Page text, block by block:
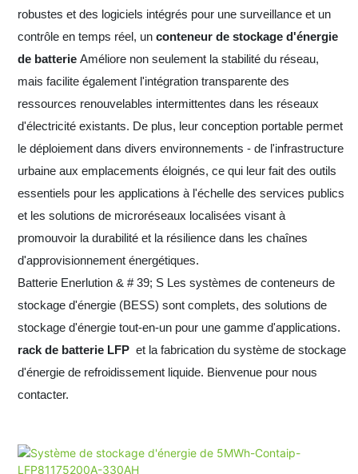
robustes et des logiciels intégrés pour une surveillance et un
contrôle en temps réel, un conteneur de stockage d'énergie
de batterie Améliore non seulement la stabilité du réseau,
mais facilite également l'intégration transparente des
ressources renouvelables intermittentes dans les réseaux
d'électricité existants. De plus, leur conception portable permet
le déploiement dans divers environnements - de l'infrastructure
urbaine aux emplacements éloignés, ce qui leur fait des outils
essentiels pour les applications à l'échelle des services publics
et les solutions de microréseaux localisées visant à
promouvoir la durabilité et la résilience dans les chaînes
d'approvisionnement énergétiques.
Batterie Enerlution & # 39; S Les systèmes de conteneurs de
stockage d'énergie (BESS) sont complets, des solutions de
stockage d'énergie tout-en-un pour une gamme d'applications.
rack de batterie LFP et la fabrication du système de stockage
d'énergie de refroidissement liquide. Bienvenue pour nous
contacter.